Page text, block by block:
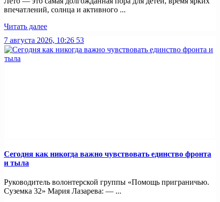
впечатлений, солнца и активного ...
Читать далее
7 августа 2026, 10:26 53
Сегодня как никогда важно чувствовать единство фронта
и тыла
Руководитель волонтерской группы «Помощь приграничью.
Суземка 32» Мария Лазарева: — ...